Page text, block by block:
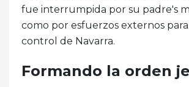
fue interrumpida por su padre's
como por esfuerzos externos
control de Navarra.
Formando la orden